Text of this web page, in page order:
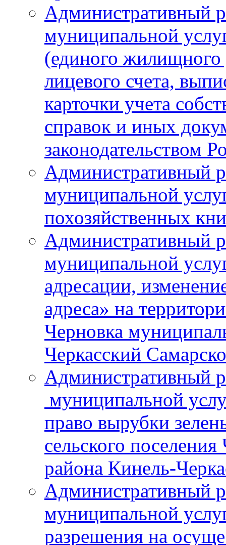
Административный
муниципальной
(единого жилищного
лицевого счета,
карточки учета
справок и иных
законодательством
Административный
муниципальной
похозяйственных
Административный
муниципальной
адресации,
адреса» на
Черновка
Черкасский
Административный
муниципальной
право вырубки
сельского
района Кинель-
Административный
муниципальной
разрешения на